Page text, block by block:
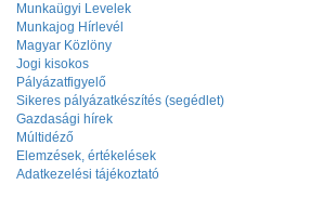
Munkaügyi Levelek
Munkajog Hírlevél
Magyar Közlöny
Jogi kisokos
Pályázatfigyelő
Sikeres pályázatkészítés (segédlet)
Gazdasági hírek
Múltidéző
Elemzések, értékelések
Adatkezelési tájékoztató